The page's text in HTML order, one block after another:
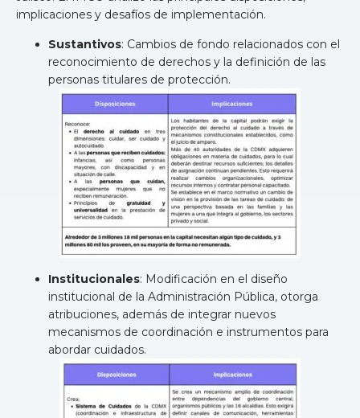
implicaciones y desafíos de implementación.
Sustantivos: Cambios de fondo relacionados con el
reconocimiento de derechos y la definición de las
personas titulares de protección.
Institucionales: Modificación en el diseño
institucional de la Administración Pública, otorga
atribuciones, además de integrar nuevos
mecanismos de coordinación e instrumentos para
abordar cuidados.